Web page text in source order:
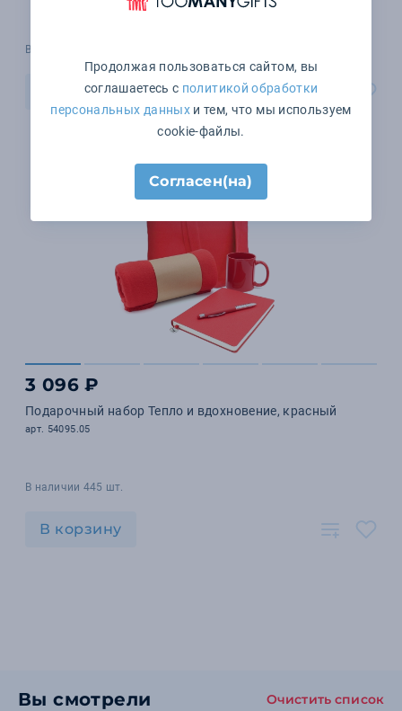
В наличии 498 шт.
В корзину
3 096 ₽
Подарочный набор Тепло и вдохновение, красный
арт. 54095.05
В наличии 445 шт.
В корзину
Вы смотрели Очистить список
Продолжая пользоваться сайтом, вы
соглашаетесь с политикой обработки
персональных данныхи тем, что мы используем
cookie-файлы.
Согласен(на)